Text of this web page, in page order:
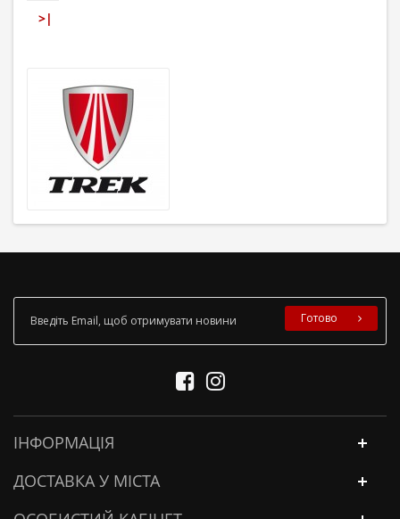
>|
Готово
ІНФОРМАЦІЯ
ДОСТАВКА У МІСТА